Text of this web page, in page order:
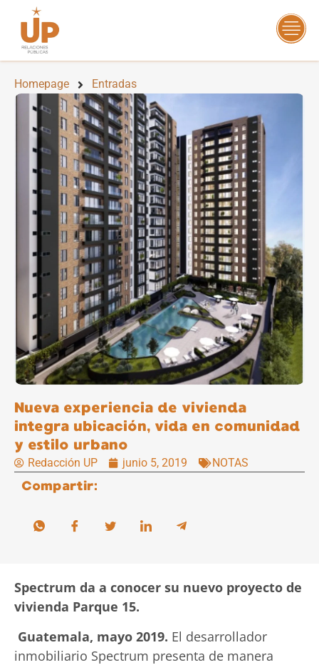
Homepage Entradas
Nueva experiencia de vivienda
integra ubicación, vida en comunidad
y estilo urbano
Redacción UP junio 5, 2019 NOTAS
Compartir:
Spectrum da a conocer su nuevo proyecto de
vivienda Parque 15.
Guatemala, mayo 2019. El desarrollador
inmobiliario Spectrum presenta de manera